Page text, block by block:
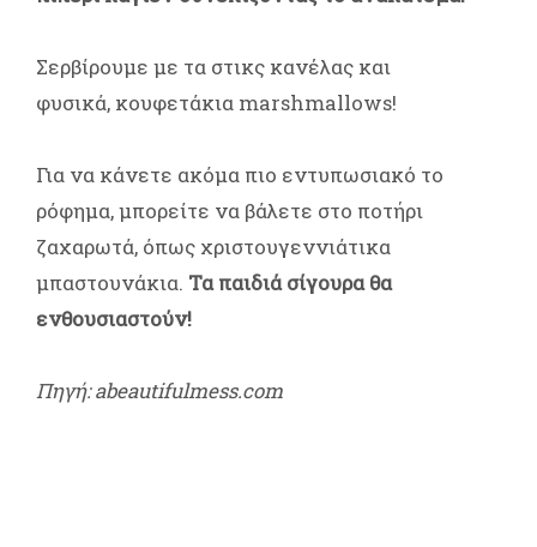
Σερβίρουμε με τα στικς κανέλας και
φυσικά, κουφετάκια marshmallows!
Για να κάνετε ακόμα πιο εντυπωσιακό το
ρόφημα, μπορείτε να βάλετε στο ποτήρι
ζαχαρωτά, όπως χριστουγεννιάτικα
μπαστουνάκια. Τα παιδιά σίγουρα θα
ενθουσιαστούν!
Πηγή: abeautifulmess.com